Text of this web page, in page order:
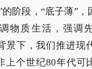
阶段，“底子薄”，
物质生活，强调
景下，我们推进现
上个世纪80年代可